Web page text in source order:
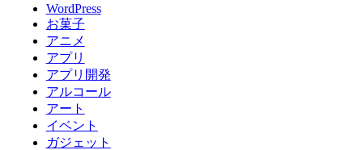
WordPress
お菓子
アニメ
アプリ
アプリ開発
アルコール
アート
イベント
ガジェット